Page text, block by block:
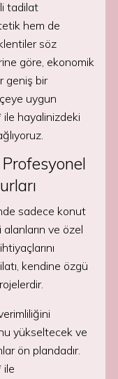
tadilat
hem de
söz
göre, ekonomik
geniş bir
uygun
hayalinizdeki
sadece konut
ve özel
kendine özgü
yükseltecek ve
ön plandadır.
ile